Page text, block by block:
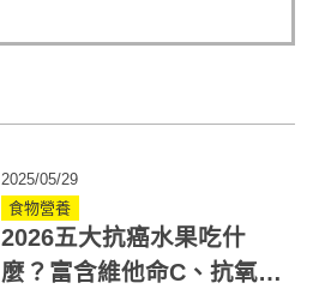
2025/05/29
食物營養
2026五大抗癌水果吃什
麼？富含維他命C、抗氧化